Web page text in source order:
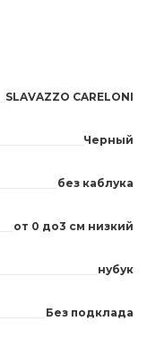
SLAVAZZO CARELONI
Черный
без каблука
от 0 до3 см низкий
нубук
Без подклада